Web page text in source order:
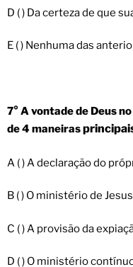
D ( ) Da certeza de que
E ( ) Nenhuma das
7° A vontade de Deus
de 4 maneiras
A ( ) A declaração do
B ( ) O ministério de
C ( ) A provisão da
D ( ) O ministério